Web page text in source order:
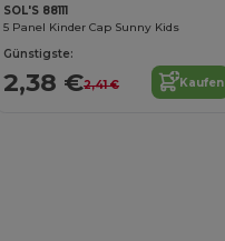
SOL'S 88111
5 Panel Kinder Cap Sunny Kids
Günstigste:
2,38 €2,41 € Kaufen